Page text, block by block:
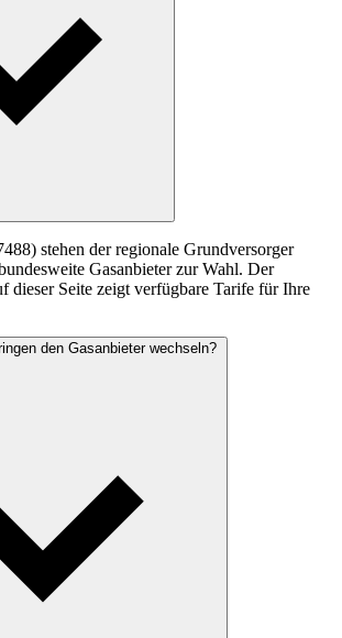
stehen der regionale Grundversorger
Gasanbieter zur Wahl. Der
dieser Seite zeigt verfügbare Tarife für Ihre
den Gasanbieter wechseln?